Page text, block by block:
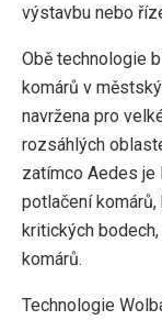
výstavbu nebo
Obě technologie
komárů v
navržena pro
rozsáhlých
zatímco Aedes je
potlačení
kritických
komárů.
Technologie